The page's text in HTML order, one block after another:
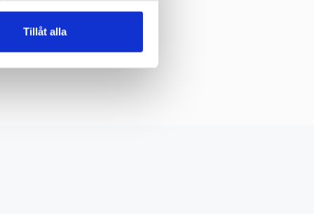
Tillåt alla